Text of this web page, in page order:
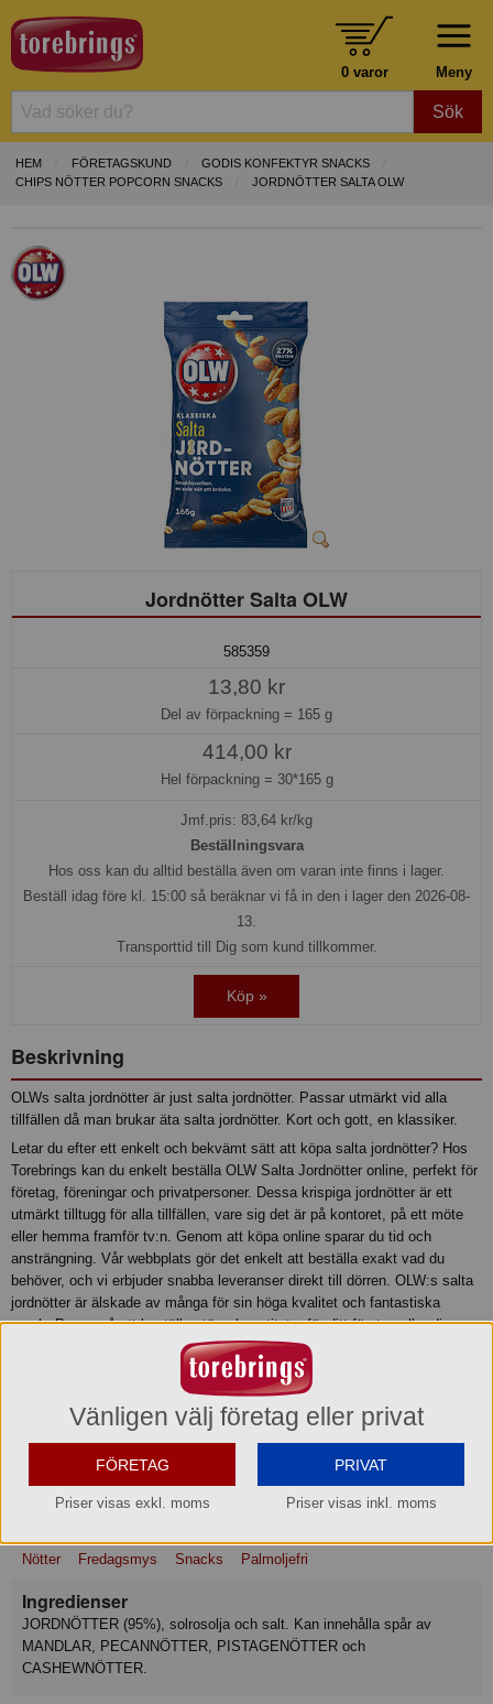
Meny
0 varor
Sök
HEM FÖRETAGSKUND
GODIS KONFEKTYR SNACKS
CHIPS NÖTTER POPCORN SNACKS
JORDNÖTTER SALTA OLW
Jordnötter Salta OLW
585359
13,80 kr
Del av förpackning = 165 g
414,00 kr
Hel förpackning = 30*165 g
Jmf.pris: 83,64 kr/kg
Beställningsvara
Hos oss kan du alltid beställa även om varan inte finns i lager.
Beställ idag före kl. 15:00 så beräknar vi få in den i lager den 2026-08-
13.
Transporttid till Dig som kund tillkommer.
Köp »
Beskrivning
OLWs salta jordnötter är just salta jordnötter. Passar utmärkt vid alla
tillfällen då man brukar äta salta jordnötter. Kort och gott, en klassiker.
Letar du efter ett enkelt och bekvämt sätt att köpa salta jordnötter? Hos
Torebrings kan du enkelt beställa OLW Salta Jordnötter online, perfekt för
företag, föreningar och privatpersoner. Dessa krispiga jordnötter är ett
utmärkt tilltugg för alla tillfällen, vare sig det är på kontoret, på ett möte
eller hemma framför tv:n. Genom att köpa online sparar du tid och
ansträngning. Vår webbplats gör det enkelt att beställa exakt vad du
behöver, och vi erbjuder snabba leveranser direkt till dörren. OLW:s salta
jordnötter är älskade av många för sin höga kvalitet och fantastiska
smak. Passa på att beställa större kvantiteter för ditt företag eller din
förening och få ett förmånligt pris. Oavsett om du är en privatperson som
vill njuta av ett smarrigt snacks eller ett företag som behöver förse
personalen med goda tilltugg, har vi rätt lösning för dig. Börja din
beställning idag och upplev skillnaden med OLW Salta Jordnötter från
Produktinformation
Relaterade sökord
Nötter Fredagsmys Snacks Palmoljefri
Ingredienser
JORDNÖTTER (95%), solrosolja och salt. Kan innehålla spår av
MANDLAR, PECANNÖTTER, PISTAGENÖTTER och
CASHEWNÖTTER.
Vänligen välj företag eller privat
FÖRETAG
Priser visas exkl. moms
PRIVAT
Priser visas inkl. moms